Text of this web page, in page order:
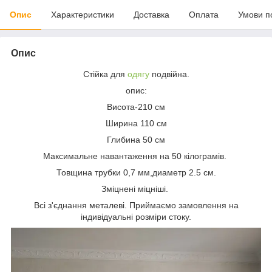
Опис Характеристики Доставка Оплата Умови
Опис
Стійка для одягуподвійна.
опис:
Висота-210 см
Ширина 110 см
Глибина 50 см
Максимальне навантаження на 50 кілограмів.
Товщина трубки 0,7 мм,диаметр 2.5 см.
Зміцнені міцніші.
Всі з'єднання металеві. Приймаємо замовлення на
індивідуальні розміри стоку.